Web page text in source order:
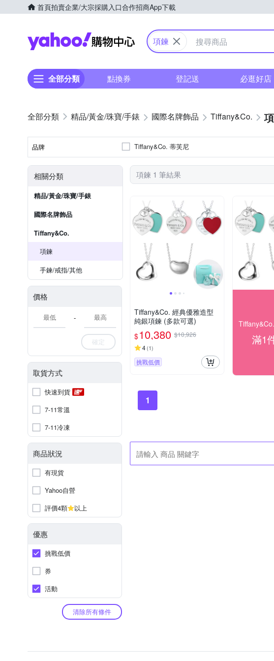
首頁拍賣企業/大宗採購入口合作招商App下載
Yahoo購物中心
項鍊
全部分類 點換券 登記送 必逛好店
精品/黃金/珠寶/手錶 國際名牌飾品 Tiffany&Co.
品牌
品牌名稱
Tiffany&Co. 蒂芙尼
相關分類
精品/黃金/珠寶/手錶
國際名牌飾品
Tiffany&Co.
項鍊
手鍊/戒指/其他
價格
-
確定
取貨方式
快速到貨
7-11常溫
7-11冷凍
商品狀況
有現貨
Yahoo自營
評價4顆
以上
優惠
挑戰低價
券
活動
清除所有條件
項鍊 1 筆結果
Tiffany&Co. 經典優雅造型
純銀項鍊 (多款可選)
$10,380 $10,926
4(1)
挑戰低價
滿1
1